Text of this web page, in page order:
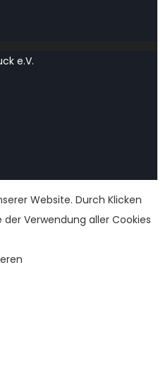
e.V.
Website. Durch Klicken
Verwendung aller Cookies